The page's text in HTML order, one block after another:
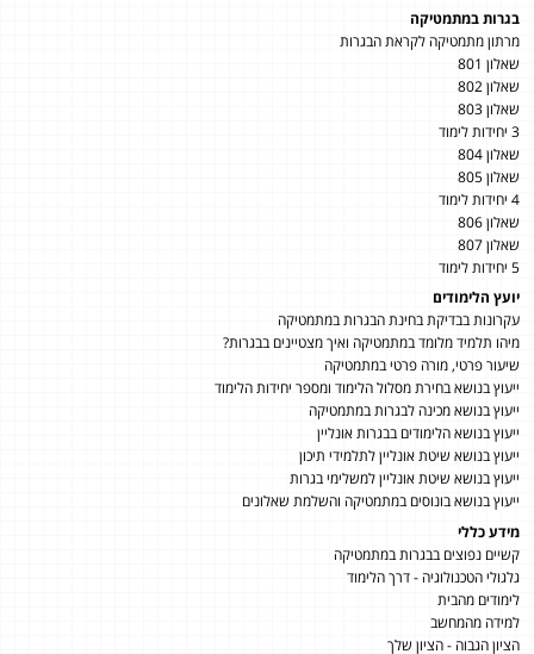
בגרות במתמטיקה
מרתון מתמטיקה לקראת הבגרות
שאלון 801
שאלון 802
שאלון 803
3 יחידות לימוד
שאלון 804
שאלון 805
4 יחידות לימוד
שאלון 806
שאלון 807
5 יחידות לימוד
יועץ הלימודים
עקרונות בבדיקת בחינת הבגרות במתמטיקה
מיהו תלמיד מלומד במתמטיקה ואיך מצטיינים בבגרות?
שיעור פרטי, מורה פרטי במתמטיקה
ייעוץ בנושא בחירת מסלול הלימוד ומספר יחידות הלימוד
ייעוץ בנושא מכינה לבגרות במתמטיקה
ייעוץ בנושא הלימודים בבגרות אונליין
ייעוץ בנושא שיטת אונליין לתלמידי תיכון
ייעוץ בנושא שיטת אונליין למשלימי בגרות
ייעוץ בנושא בונוסים במתמטיקה והשלמת שאלונים
מידע כללי
קשיים נפוצים בבגרות במתמטיקה
גלגולי הטכנולוגיה - דרך הלימוד
לימודים מהבית
למידה מהמחשב
הציון הגבוה - הציון שלך